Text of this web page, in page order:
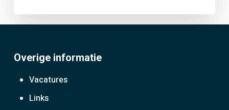
Overige informatie
Vacatures
Links